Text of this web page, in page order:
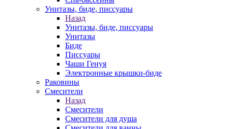
Унитазы, биде, писсуары
Назад
Унитазы, биде, писсуары
Унитазы
Биде
Писсуары
Чаши Генуя
Электронные крышки-биде
Раковины
Смесители
Назад
Смесители
Смесители для душа